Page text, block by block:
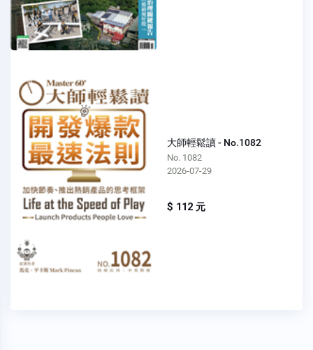
大師輕鬆讀 - No.1082
No. 1082
2026-07-29
$ 112 元